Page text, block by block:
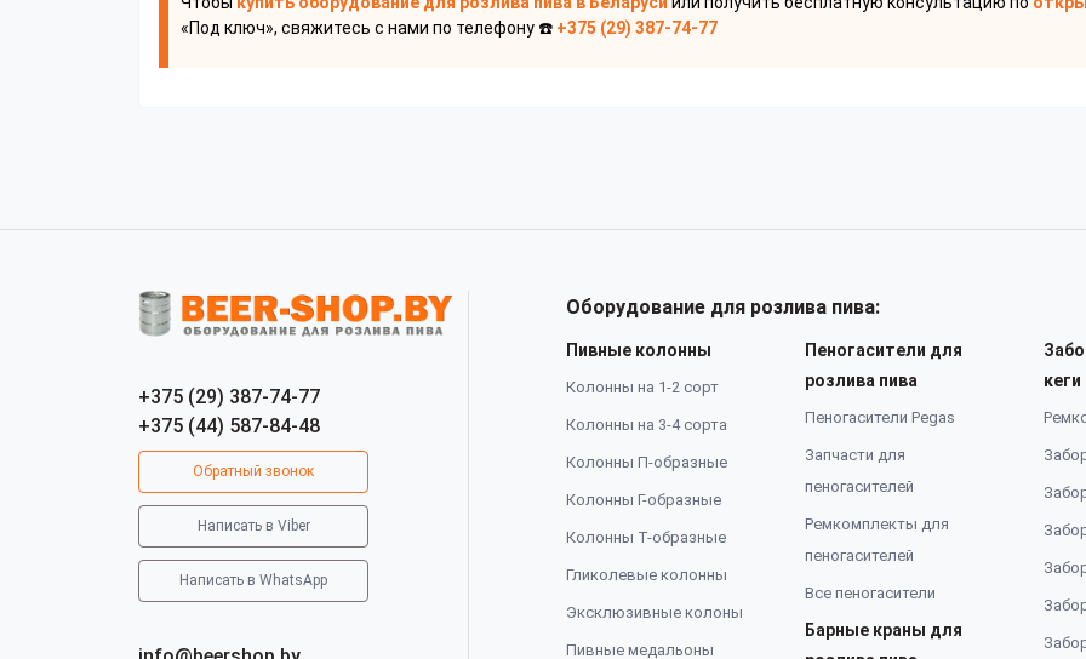
«Под ключ», свяжитесь с нами по телефону ☎️ +375 (29) 387-74-77
+375 (29) 387-74-77
+375 (44) 587-84-48
Обратный звонок
Написать в Viber
Написать в WhatsApp
Оборудование для розлива пива:
Пивные колонны
Колонны на 1-2 сорт
Колонны на 3-4 сорта
Колонны П-образные
Колонны Г-образные
Колонны Т-образные
Гликолевые колонны
Эксклюзивные колоны
Пивные медальоны
Пеногасители для
розлива пива
Пеногасители Pegas
Запчасти для
пеногасителей
Ремкомплекты для
пеногасителей
Все пеногасители
Барные краны для
кеги